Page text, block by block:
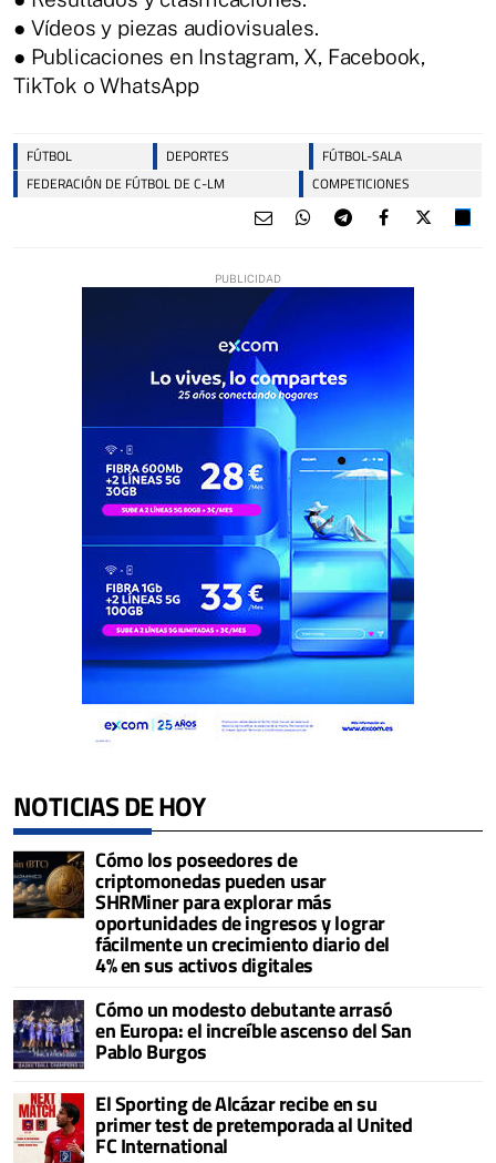
● Vídeos y piezas audiovisuales.
● Publicaciones en Instagram, X, Facebook,
TikTok o WhatsApp
FÚTBOL DEPORTES
FÚTBOL-SALA
FEDERACIÓN DE FÚTBOL DE C-LM
COMPETICIONES
NOTICIAS DE HOY
Cómo los poseedores de
criptomonedas pueden usar
SHRMiner para explorar más
oportunidades de ingresos y lograr
fácilmente un crecimiento diario del
4% en sus activos digitales
Cómo un modesto debutante arrasó
en Europa: el increíble ascenso del San
Pablo Burgos
El Sporting de Alcázar recibe en su
primer test de pretemporada al United
FC International